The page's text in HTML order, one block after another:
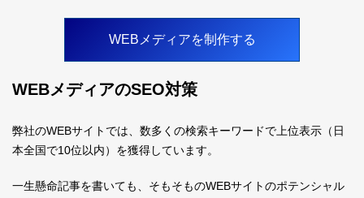
WEBメディアを制作する
WEBメディアのSEO対策
弊社のWEBサイトでは、数多くの検索キーワードで上位表示（日
本全国で10位以内）を獲得しています。
一生懸命記事を書いても、そもそものWEBサイトのポテンシャル